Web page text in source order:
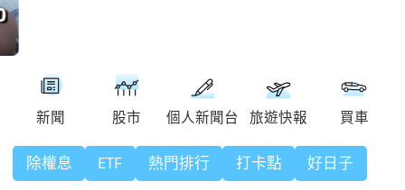
除權息 ETF 熱門排行 打卡點 好日子